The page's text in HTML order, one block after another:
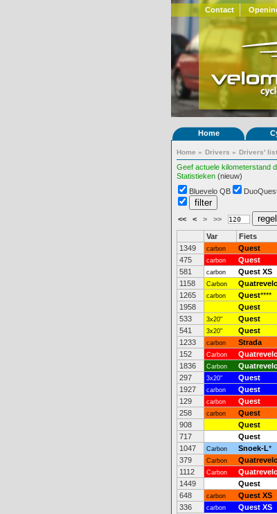
Contact
Home
Home » Drivers » Drivers' list
Geef actuele kilometerstand
Statistieken (nieuw)
Bluevelo QB
<< < > >>
Var Fiets
1349
carbon Quest
475
carbon Quest
581
carbon Quest XS
1158
Carbon
1265
carbon Quest****
1958
Quest
533
3x20" Quest
541
3x20" Quest
1233
carbon Strada
152
Carbon
1836
Carbon
297
3x20" Quest
1927
carbon Quest
129
carbon Quest
258
carbon Quest
908
Quest
717
Quest
1047
Carbon Snoek-L*
379
Carbon
1112
Carbon
1449
Quest
648
carbon Quest XS
336
carbon Quest XS